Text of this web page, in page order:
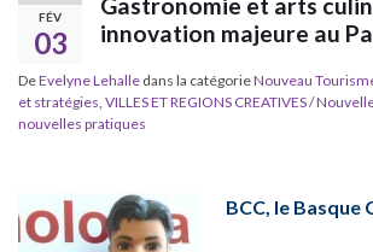
FÉV
03
Gastronomie et arts
innovation majeure au
DeEvelyne Lehalle dans la catégorieNouveau
et stratégies, VILLES ET REGIONS CREATIVES /
nouvelles pratiques
BCC, le Basque